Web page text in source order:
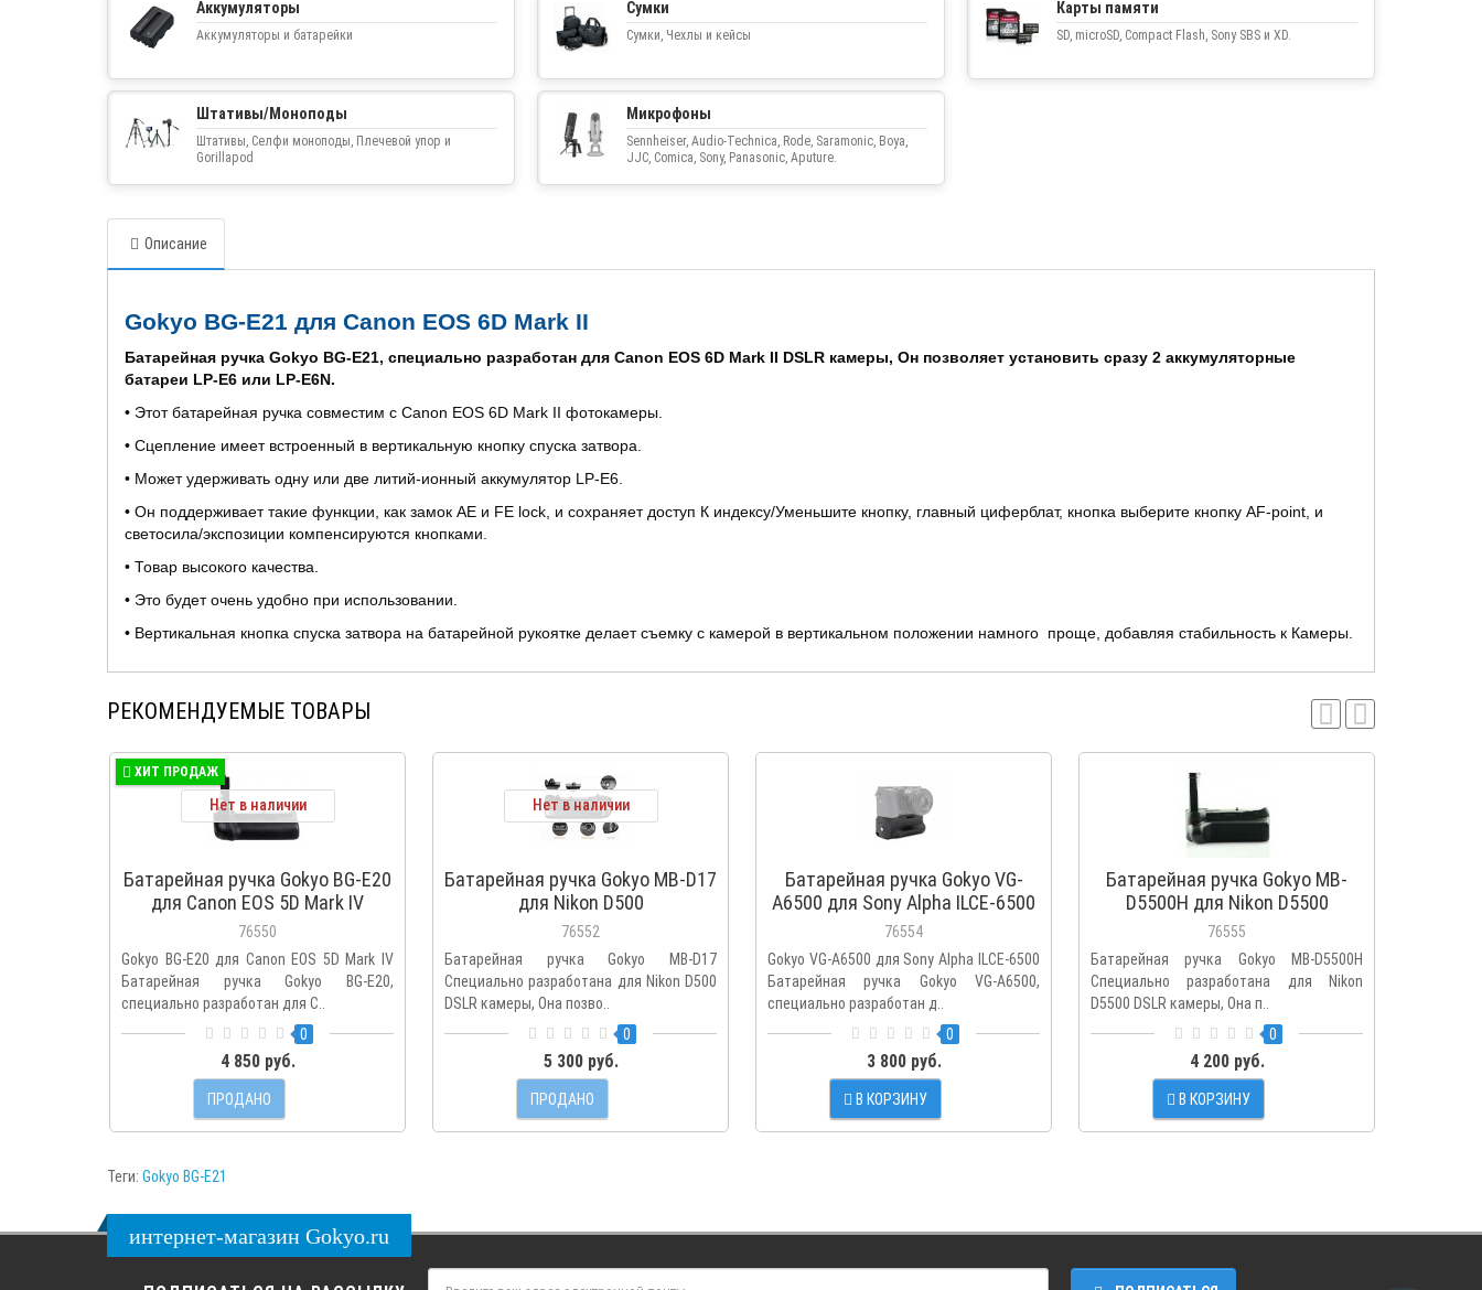
Аккумуляторы
Аккумуляторы и батарейки
Сумки
Сумки, Чехлы и кейсы
Карты памяти
SD, microSD, Compact Flash, Sony SBS и XD.
Штативы/Моноподы
Штативы, Селфи моноподы, Плечевой упор и
Gorillapod
Микрофоны
Sennheiser, Audio-Technica, Rode, Saramonic, Boya,
JJC, Comica, Sony, Panasonic, Aputure.
Описание
Gokyo BG-E21 для Canon EOS 6D Mark II
Батарейная ручка Gokyo BG-E21, специально разработан для Canon EOS 6D Mark II DSLR камеры, Он позволяет установить сразу 2 аккумуляторные
батареи LP-E6 или LP-E6N.
• Этот батарейная ручка совместим с Canon EOS 6D Mark II фотокамеры.
• Сцепление имеет встроенный в вертикальную кнопку спуска затвора.
• Может удерживать одну или две литий-ионный аккумулятор LP-E6.
• Он поддерживает такие функции, как замок AE и FE lock, и сохраняет доступ К индексу/Уменьшите кнопку, главный циферблат, кнопка выберите кнопку AF-point, и
светосила/экспозиции компенсируются кнопками.
• Товар высокого качества.
• Это будет очень удобно при использовании.
• Вертикальная кнопка спуска затвора на батарейной рукоятке делает съемку с камерой в вертикальном положении намного проще, добавляя стабильность к Камеры.
РЕКОМЕНДУЕМЫЕ ТОВАРЫ
ХИТ ПРОДАЖ
Нет в наличии
Батарейная ручка Gokyo BG-E20
для Canon EOS 5D Mark IV
76550
Gokyo BG-E20 для Canon EOS 5D Mark IV
Батарейная ручка Gokyo BG-E20,
специально разработан для C..
0
4 850 руб.
ПРОДАНО
Нет в наличии
Батарейная ручка Gokyo MB-D17
для Nikon D500
76552
Батарейная ручка Gokyo MB-D17
Специально разработана для Nikon D500
DSLR камеры, Она позво..
0
5 300 руб.
ПРОДАНО
Батарейная ручка Gokyo VG-
A6500 для Sony Alpha ILCE-6500
76554
Gokyo VG-A6500 для Sony Alpha ILCE-6500
Батарейная ручка Gokyo VG-A6500,
специально разработан д..
0
3 800 руб.
В КОРЗИНУ
Батарейная ручка Gokyo MB-
D5500H для Nikon D5500
76555
Батарейная ручка Gokyo MB-D5500H
Специально разработана для Nikon
D5500 DSLR камеры, Она п..
0
4 200 руб.
В КОРЗИНУ
Теги: Gokyo BG-E21
интернет-магазин Gokyo.ru